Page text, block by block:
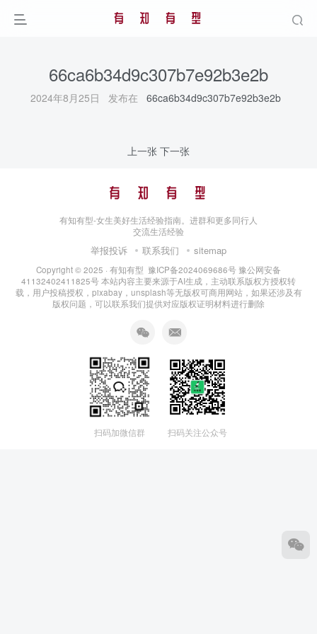
66ca6b34d9c307b7e92b3e2b
2024年8月25日 发布在 66ca6b34d9c307b7e92b3e2b
上一张 下一张
有知有型-女生美好生活经验指南。进群和更多同行人
交流生活经验
举报投诉 联系我们 sitemap
Copyright © 2025 · 有知有型 豫ICP备2024069686号 豫公网安备
41132402411825号本站内容主要来源于AI生成，主动联系版权方授权转
载，用户投稿授权，pixabay，unsplash等无版权可商用网站，如果还涉及有
版权问题，可以联系我们提供对应版权证明材料进行删除
扫码加微信群 扫码关注公众号